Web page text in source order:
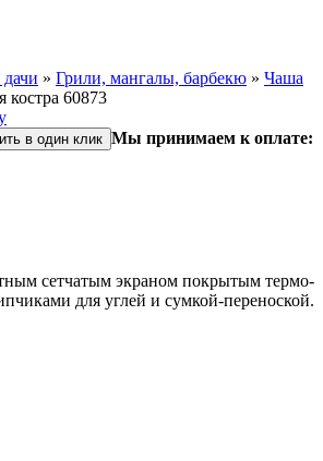
» Грили, мангалы, барбекю » Чаша
костра 60873
в один клик Мы принимаем к оплате:
сетчатым экраном покрытым термо-
для углей и сумкой-переноской.